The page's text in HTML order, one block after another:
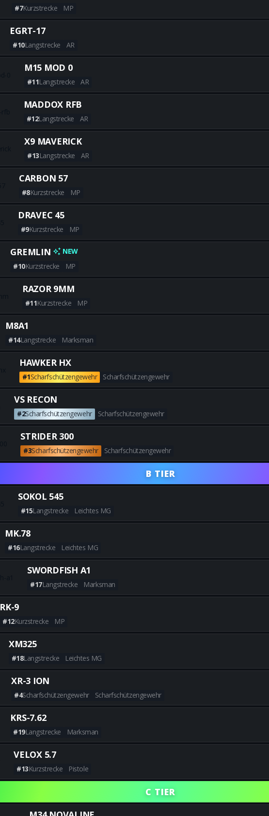
#7Kurzstrecke
MP
Alle besten KOGOT-7-Builds
EGRT-17
#10Langstrecke
AR
Alle besten EGRT-17-Builds
M15 MOD 0
#11Langstrecke
AR
Alle besten M15 MOD 0-
MADDOX RFB
#12Langstrecke
AR
Alle besten MADDOX RFB-
X9 MAVERICK
#13Langstrecke
AR
Alle besten X9 MAVERICK-
CARBON 57
#8Kurzstrecke
MP
Alle besten CARBON 57-
DRAVEC 45
#9Kurzstrecke
MP
Alle besten DRAVEC 45-Builds
GREMLIN
NEW
#10Kurzstrecke
MP
Alle besten GREMLIN-Builds
RAZOR 9MM
#11Kurzstrecke
MP
Alle besten RAZOR 9MM-
M8A1
#14Langstrecke
Marksman
Alle besten M8A1-Builds
HAWKER HX
#1Scharfschützengewehr
Scharfschützengewehr
Alle besten HAWKER HX-
VS RECON
#2Scharfschützengewehr
Scharfschützengewehr
Alle besten VS RECON-Builds
STRIDER 300
#3Scharfschützengewehr
Scharfschützengewehr
Alle besten STRIDER 300-
B TIER
SOKOL 545
#15Langstrecke
Leichtes MG
Alle besten SOKOL 545-Builds
MK.78
#16Langstrecke
Leichtes MG
Alle besten MK.78-Builds
SWORDFISH A1
#17Langstrecke
Marksman
Alle besten SWORDFISH A1-
RK-9
#12Kurzstrecke
MP
Alle besten RK-9-Builds
XM325
#18Langstrecke
Leichtes MG
Alle besten XM325-Builds
XR-3 ION
#4Scharfschützengewehr
Scharfschützengewehr
Alle besten XR-3 ION-Builds
KRS-7.62
#19Langstrecke
Marksman
Alle besten KRS-7.62-Builds
VELOX 5.7
#13Kurzstrecke
Pistole
Alle besten VELOX 5.7-Builds
C TIER